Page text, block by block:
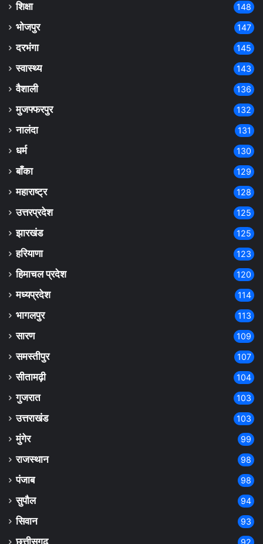
शिक्षा 148
भोजपुर 147
दरभंगा 145
स्वास्थ्य 143
वैशाली 136
मुजफ्फरपुर 132
नालंदा 131
धर्म 130
बाँका 129
महाराष्ट्र 128
उत्तरप्रदेश 125
झारखंड 125
हरियाणा 123
हिमाचल प्रदेश 120
मध्यप्रदेश 114
भागलपुर 113
सारण 109
समस्तीपुर 107
सीतामढ़ी 104
गुजरात 103
उत्तराखंड 103
मुंगेर 99
राजस्थान 98
पंजाब 98
सुपौल 94
सिवान 93